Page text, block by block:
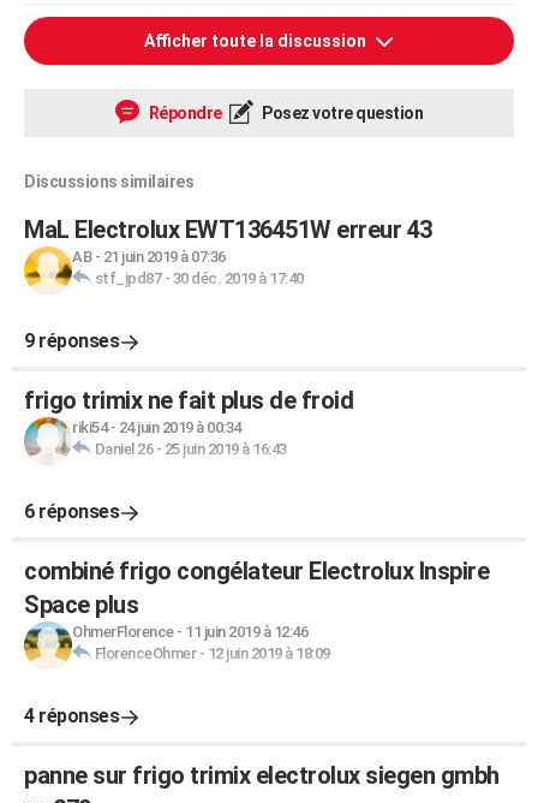
Afficher toute la discussion
Répondre Posez votre question
Discussions similaires
MaL Electrolux EWT136451W erreur 43
AB- 21 juin 2019 à 07:36
stf_jpd87- 30 déc. 2019 à 17:40
9 réponses
frigo trimix ne fait plus de froid
riki54- 24 juin 2019 à 00:34
Daniel 26- 25 juin 2019 à 16:43
6 réponses
combiné frigo congélateur Electrolux Inspire
Space plus
OhmerFlorence- 11 juin 2019 à 12:46
FlorenceOhmer- 12 juin 2019 à 18:09
4 réponses
panne sur frigo trimix electrolux siegen gmbh